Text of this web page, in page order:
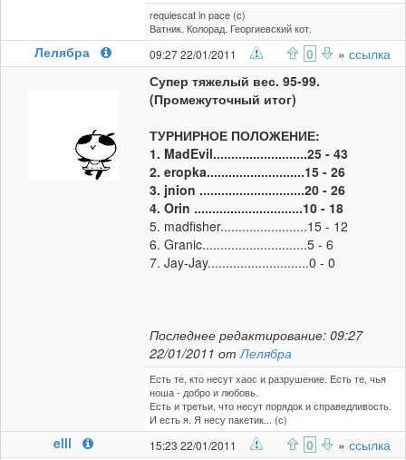
requiescat in pace (c)
Ватник. Колорад. Георгиевский кот.
Лелябра 09:27 22/01/2011 0 » ссылка
Супер тяжелый вес. 95-99.
(Промежуточный итог)
ТУРНИРНОЕ ПОЛОЖЕНИЕ:
1. MadEvil..........................25 - 43
2. eropka...........................15 - 26
3. jnion .............................20 - 26
4. Orin ..............................10 - 18
5. madfisher........................15 - 12
6. Granic.............................5 - 6
7. Jay-Jay............................0 - 0
Последнее редактирование: 09:27
22/01/2011 отЛелябра
Есть те, кто несут хаос и разрушение. Есть те, чья
ноша - добро и любовь.
Есть и третьи, что несут порядок и справедливость.
И есть я. Я несу пакетик... (с)
elll 15:23 22/01/2011 0 » ссылка